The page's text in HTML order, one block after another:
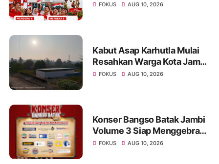
17% Selama Agustus
FOKUS AUG 10, 2026
Kabut Asap Karhutla Mulai
Resahkan Warga Kota Jambi,
Pemadaman di Sungai
FOKUS AUG 10, 2026
Konser Bangso Batak Jambi
Volume 3 Siap Menggebrak!
Menampilkan Marsada Band
FOKUS AUG 10, 2026